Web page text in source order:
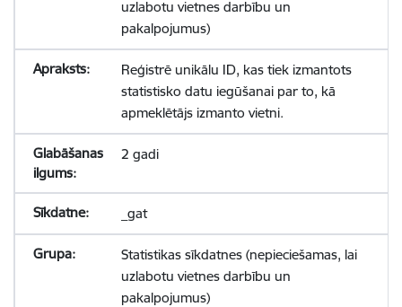
uzlabotu vietnes darbību un
pakalpojumus)
Reģistrē unikālu ID, kas tiek izmantots
statistisko datu iegūšanai par to, kā
apmeklētājs izmanto vietni.
2 gadi
_gat
Statistikas sīkdatnes (nepieciešamas, lai
uzlabotu vietnes darbību un
pakalpojumus)